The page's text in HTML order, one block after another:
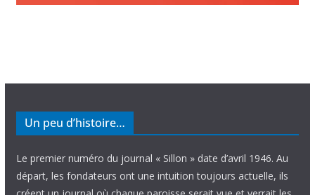
Un peu d’histoire…
Le premier numéro du journal « Sillon » date d’avril 1946. Au
départ, les fondateurs ont une intuition toujours actuelle, ils